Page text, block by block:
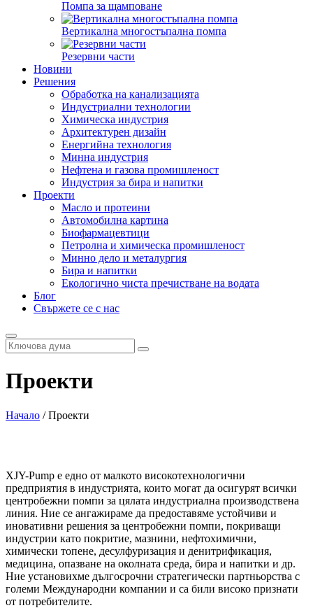
Помпа за щамповане
Вертикална многостъпална помпа
Резервни части
Новини
Решения
Обработка на канализацията
Индустриални технологии
Химическа индустрия
Архитектурен дизайн
Енергийна технология
Минна индустрия
Нефтена и газова промишленост
Индустрия за бира и напитки
Проекти
Масло и протеини
Автомобилна картина
Биофармацевтици
Петролна и химическа промишленост
Минно дело и металургия
Бира и напитки
Екологично чиста пречистване на водата
Блог
Свържете се с нас
Проекти
Начало /Проекти
XJY-Pump е едно от малкото високотехнологични
предприятия в индустрията, които могат да осигурят всички
центробежни помпи за цялата индустриална производствена
линия. Ние се ангажираме да предоставяме устойчиви и
иновативни решения за центробежни помпи, покриващи
индустрии като покритие, мазнини, нефтохимични,
химически топене, десулфуризация и денитрификация,
медицина, опазване на околната среда, бира и напитки и др.
Ние установихме дългосрочни стратегически партньорства с
големи Международни компании и са били високо признати
от потребителите.